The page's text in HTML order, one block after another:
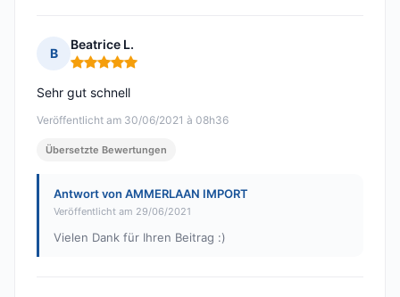
B
Beatrice L.
Hinweis: 5 von 5
Veröffentlicht am 30/06/2021 à 08h36
Sehr gut schnell
Übersetzte Bewertungen
Antwort von AMMERLAAN IMPORT
Veröffentlicht am 29/06/2021
Vielen Dank für Ihren Beitrag :)